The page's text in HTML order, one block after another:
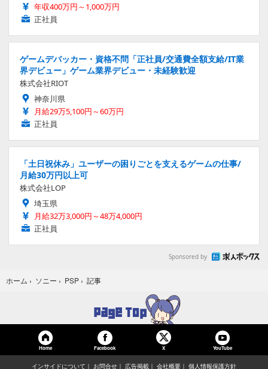
年収400万円～1,000万円
正社員
ゲームデバッカー・資格不問「正社員/交通費全額支給/IT業
界デビュー」ゲーム業界デビュー・未経験歓迎
株式会社RIOT
神奈川県
月給29万5,100円～60万円
正社員
「土日祝休み」ユーザーの困りごとを支えるゲームの仕事/
月給30万円以上可
株式会社LOP
埼玉県
月給32万3,000円～48万4,000円
正社員
Sponsored by
ホーム › ソニー › PSP › 記事
Home Facebook X YouTube
インサイドについて お問合せ 広告掲載 会社概要 個人情報保護方針